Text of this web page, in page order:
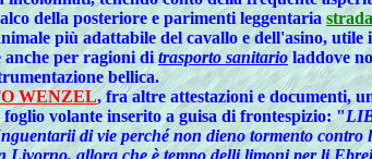
della posteriore e parimenti leggentaria
più adattabile del cavallo e dell'asino, utile
anche per ragioni ditrasporto sanitario laddove
bellica.
WENZEL, fra altre attestazioni e documenti,
volante inserito a guisa di frontespizio: "
di vie perché non dieno tormento contro
Livorno, allora che è tempo delli limoni per li